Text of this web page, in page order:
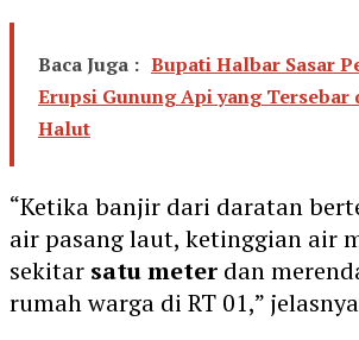
Baca Juga : Bupati Halbar Sasar
Erupsi Gunung Api yang Tersebar
Halut
“Ketika banjir dari daratan
air pasang laut, ketinggian air
sekitar satu meter dan
rumah warga di RT 01,”